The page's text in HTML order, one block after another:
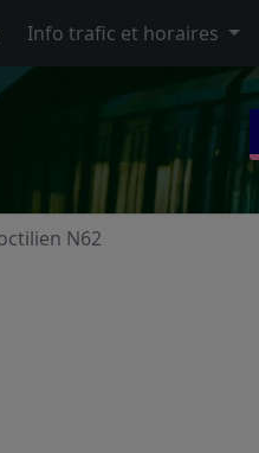
Info trafic et horaires
N62